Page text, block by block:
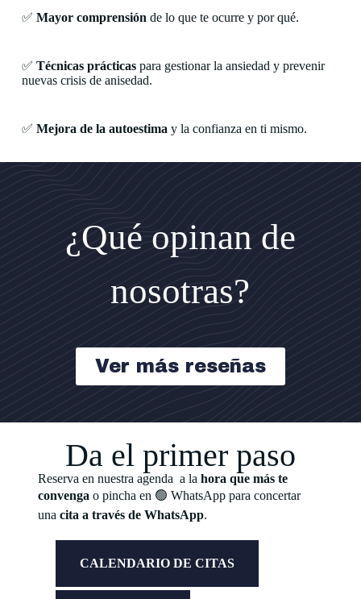
✅ Mayor comprensión de lo que te ocurre y por qué.
✅ Técnicas prácticaspara gestionar la ansiedad y prevenir
nuevas crisis de anisedad.
✅ Mejora de la autoestima y la confianza en ti mismo.
Acompañamiento profesional
en todo el proceso
terapéutico¿Qué opinan de
nosotras?
Ver más reseñas
Da el primer paso
Reserva en nuestra agenda a la hora que más te
convenga o pincha en 🟢 WhatsApp para concertar
una cita a través de WhatsApp.
CALENDARIO DE CITAS